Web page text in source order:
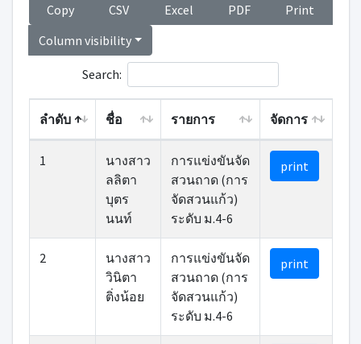
Copy CSV Excel PDF
Print
Column visibility
Search:
ลำดับ ชื่อ รายการ จัดการ
1
นางสาว
ลลิตา
บุตร
นนท์
การแข่งขันจัด
สวนถาด (การ
จัดสวนแก้ว)
ระดับ ม.4-6
print
2
นางสาว
วินิตา
ติ่งน้อย
การแข่งขันจัด
สวนถาด (การ
จัดสวนแก้ว)
ระดับ ม.4-6
print